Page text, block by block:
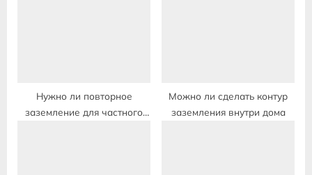
Нужно ли повторное
заземление для частного
Можно ли сделать контур
заземления внутри дома